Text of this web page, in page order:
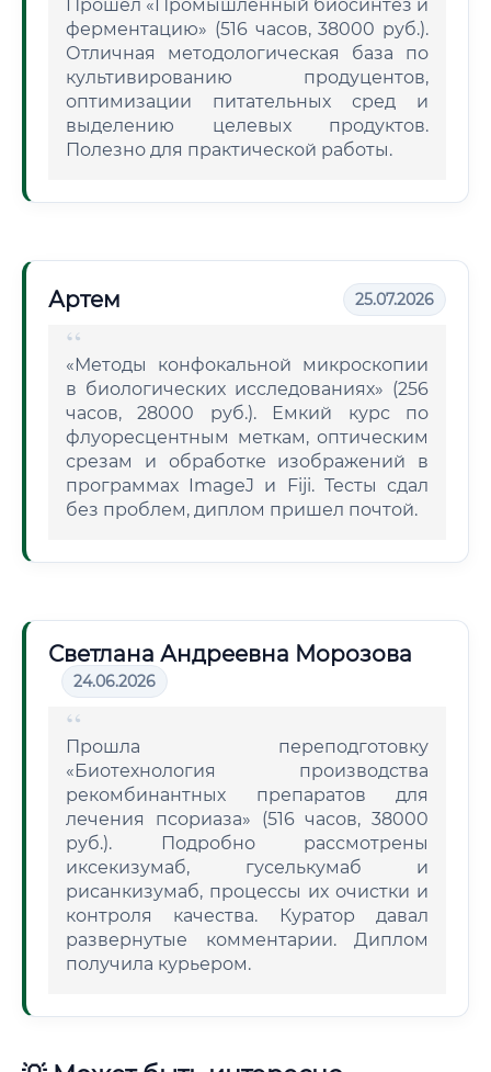
Прошел «Промышленный биосинтез и
ферментацию» (516 часов, 38000 руб.).
Отличная методологическая база по
культивированию продуцентов,
оптимизации питательных сред и
выделению целевых продуктов.
Полезно для практической работы.
Артем 25.07.2026
«Методы конфокальной микроскопии
в биологических исследованиях» (256
часов, 28000 руб.). Емкий курс по
флуоресцентным меткам, оптическим
срезам и обработке изображений в
программах ImageJ и Fiji. Тесты сдал
без проблем, диплом пришел почтой.
Светлана Андреевна Морозова
24.06.2026
Прошла переподготовку
«Биотехнология производства
рекомбинантных препаратов для
лечения псориаза» (516 часов, 38000
руб.). Подробно рассмотрены
иксекизумаб, гуселькумаб и
рисанкизумаб, процессы их очистки и
контроля качества. Куратор давал
развернутые комментарии. Диплом
получила курьером.